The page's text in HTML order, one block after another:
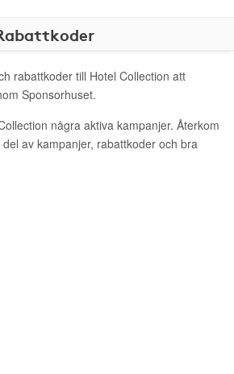
rabattkoder till Hotel Collection att
Sponsorhuset.
några aktiva kampanjer. Återkom
av kampanjer, rabattkoder och bra